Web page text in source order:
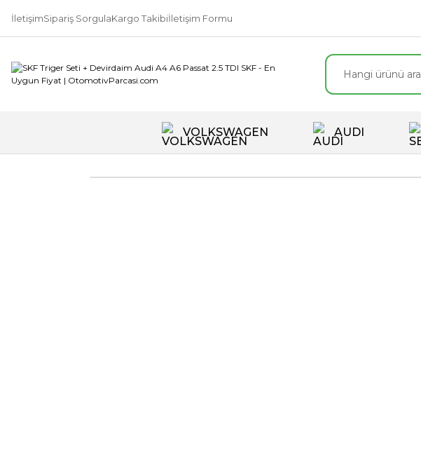
İletişimSipariş SorgulaKargo Takibiİletişim Formu
VOLKSWAGEN AUDI